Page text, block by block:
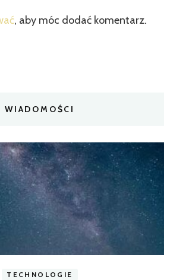
, aby móc dodać komentarz.
WIADOMOŚCI
TECHNOLOGIE